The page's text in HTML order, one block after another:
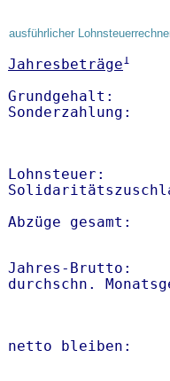
ausführlicher
Jahresbeträge1
Grundgehalt:
Lohnsteuer:
Abzüge gesamt:
Jahres-
netto